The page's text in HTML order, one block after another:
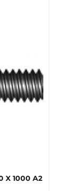
X 1000 A2